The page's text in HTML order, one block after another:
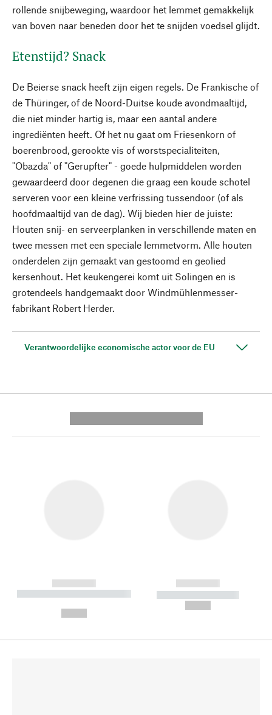
rollende snijbeweging, waardoor het lemmet gemakkelijk
van boven naar beneden door het te snijden voedsel glijdt.
Etenstijd? Snack
De Beierse snack heeft zijn eigen regels. De Frankische of
de Thüringer, of de Noord-Duitse koude avondmaaltijd,
die niet minder hartig is, maar een aantal andere
ingrediënten heeft. Of het nu gaat om Friesenkorn of
boerenbrood, gerookte vis of worstspecialiteiten,
"Obazda" of "Gerupfter" - goede hulpmiddelen worden
gewaardeerd door degenen die graag een koude schotel
serveren voor een kleine verfrissing tussendoor (of als
hoofdmaaltijd van de dag). Wij bieden hier de juiste:
Houten snij- en serveerplanken in verschillende maten en
twee messen met een speciale lemmetvorm. Alle houten
onderdelen zijn gemaakt van gestoomd en geolied
kersenhout. Het keukengerei komt uit Solingen en is
grotendeels handgemaakt door Windmühlenmesser-
fabrikant Robert Herder.
Verantwoordelijke economische actor voor de EU
------------
----------- ----------- --------
------------
----------- -----------